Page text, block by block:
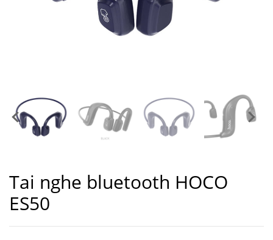
Tai nghe bluetooth HOCO
ES50